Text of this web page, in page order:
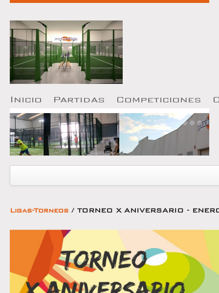
I nicio Partidas Competiciones
Ligas y torneos
Ligas-Torneos / TORNEO X ANIVERSARIO -